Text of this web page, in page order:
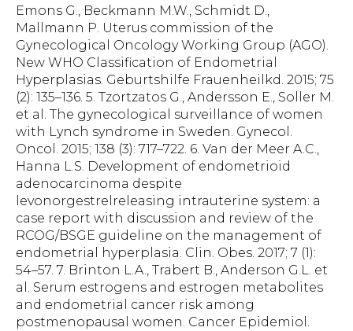
Emons G., Beckmann M.W., Schmidt D.,
Mallmann P. Uterus commission of the
Gynecological Oncology Working Group (AGO).
New WHO Classification of Endometrial
Hyperplasias. Geburtshilfe Frauenheilkd. 2015; 75
(2): 135–136. 5. Tzortzatos G., Andersson E., Soller M.
et al. The gynecological surveillance of women
with Lynch syndrome in Sweden. Gynecol.
Oncol. 2015; 138 (3): 717–722. 6. Van der Meer A.C.,
Hanna L.S. Development of endometrioid
adenocarcinoma despite
levonorgestrelreleasing intrauterine system: a
case report with discussion and review of the
RCOG/BSGE guideline on the management of
endometrial hyperplasia. Clin. Obes. 2017; 7 (1):
54–57. 7. Brinton L.A., Trabert B., Anderson G.L. et
al. Serum estrogens and estrogen metabolites
and endometrial cancer risk among
postmenopausal women. Cancer Epidemiol.